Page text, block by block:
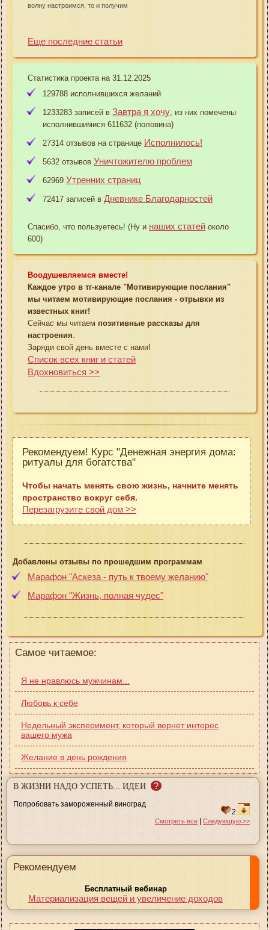
волну настроимся, то и получим
Еще последние статьи
Статистика проекта на 31.12.2025
129788 исполнившихся желаний
1233283 записей в Завтра я хочу , из них помечены
исполнившимися 611632 (половина)
27314 отзывов на странице Исполнилось!
5632 отзывов Уничтожителю проблем
62969 Утренних страниц
72417 записей в Дневнике Благодарностей
Спасибо, что пользуетесь! (Ну и наших статей около
600)
Воодушевляемся вместе!
Каждое утро в тг-канале "Мотивирующие послания"
мы читаем мотивирующие послания - отрывки из
известных книг!
Сейчас мы читаем позитивные рассказы для
настроения
Заряди свой день вместе с нами!
Список всех книг и статей
Вдохновиться >>
Рекомендуем! Курс "Денежная энергия дома:
ритуалы для богатства"
Чтобы начать менять свою жизнь, начните менять
пространство вокруг себя.
Перезагрузите свой дом >>
Добавлены отзывы по прошедшим программам
Марафон "Аскеза - путь к твоему желанию"
Марафон "Жизнь, полная чудес"
Самое читаемое:
Я не нравлюсь мужчинам...
Любовь к себе
Недельный эксперимент, который вернет интерес
вашего мужа
Желание в день рождения
В ЖИЗНИ НАДО УСПЕТЬ... ИДЕИ ?
Попробовать замороженный виноград
2
Смотреть все | Следующую >>
Рекомендуем
Бесплатный вебинар
Материализация вещей и увеличение доходов